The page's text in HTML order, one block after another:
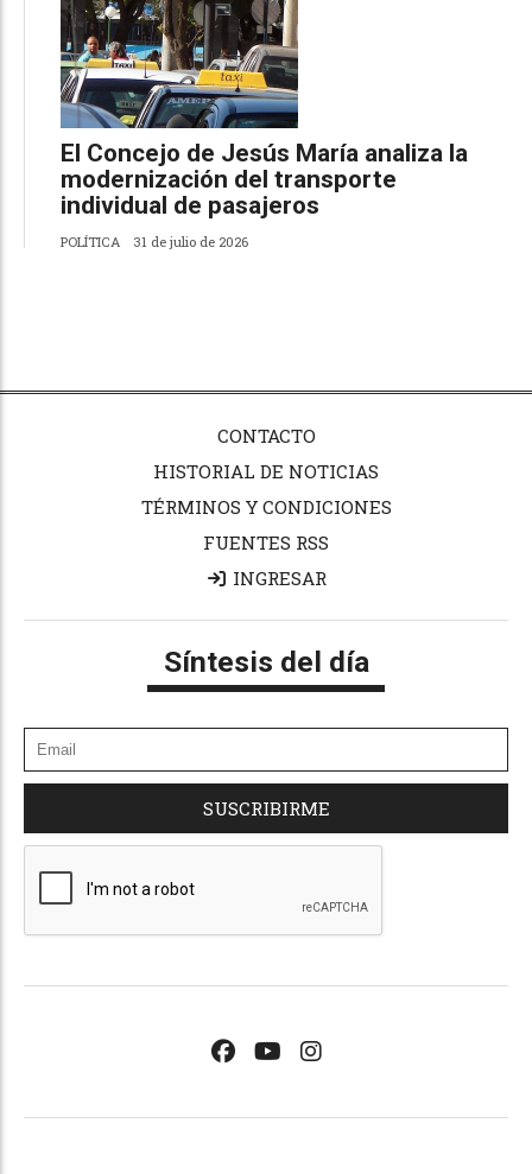
El Concejo de Jesús María analiza la
modernización del transporte
individual de pasajeros
POLÍTICA 31 de julio de 2026
CONTACTO
HISTORIAL DE NOTICIAS
TÉRMINOS Y CONDICIONES
FUENTES RSS
INGRESAR
Síntesis del día
SUSCRIBIRME